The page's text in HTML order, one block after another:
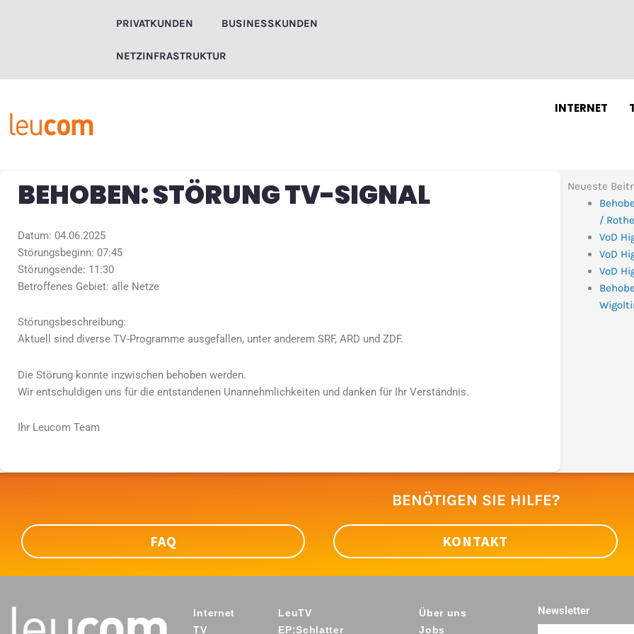
PRIVATKUNDEN BUSINESSKUNDEN
NETZINFRASTRUKTUR
INTERNET
BEHOBEN: STÖRUNG TV-SIGNAL
Datum: 04.06.2025
Störungsbeginn: 07:45
Störungsende: 11:30
Betroffenes Gebiet: alle Netze
Störungsbeschreibung:
Aktuell sind diverse TV-Programme ausgefallen, unter anderem SRF, ARD und ZDF.
Die Störung konnte inzwischen behoben werden.
Wir entschuldigen uns für die entstandenen Unannehmlichkeiten und danken für Ihr Verständnis.
Ihr Leucom Team
Neueste
/
VoD
VoD
VoD
BENÖTIGEN SIE HILFE?
FAQ KONTAKT
Internet
TV
LeuTV
EP:Schlatter
Über uns
Jobs
Newsletter